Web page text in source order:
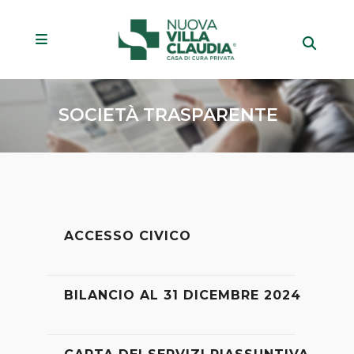
SOCIETÀ TRASPARENTE
ACCESSO CIVICO
BILANCIO AL 31 DICEMBRE 2024